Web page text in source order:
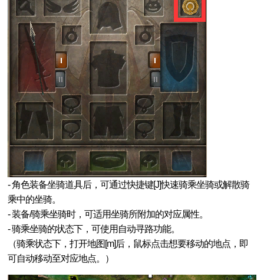
新挑战
- 角色装备坐骑道具后，可通过快捷键[J]快速骑乘坐骑或解散骑
乘中的坐骑。
- 装备/骑乘坐骑时，可适用坐骑所附加的对应属性。
- 骑乘坐骑的状态下，可使用自动寻路功能。
（骑乘状态下，打开地图[m]后，鼠标点击想要移动的地点，即
可自动移动至对应地点。）